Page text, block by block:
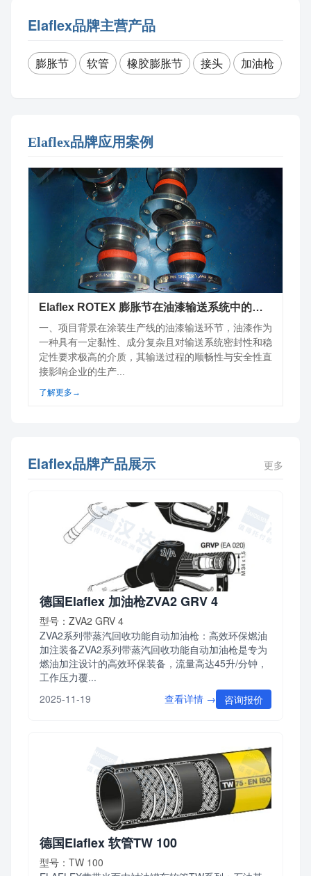
Elaflex品牌主营产品
膨胀节 软管 橡胶膨胀节 接头 加油枪
Elaflex品牌应用案例
Elaflex ROTEX 膨胀节在油漆输送系统中的项目案例分析
一、项目背景在涂装生产线的油漆输送环节，油漆作为
一种具有一定黏性、成分复杂且对输送系统密封性和稳
定性要求极高的介质，其输送过程的顺畅性与安全性直
接影响企业的生产...
了解更多→
Elaflex品牌产品展示 更多
德国Elaflex 加油枪ZVA2 GRV 4
型号：ZVA2 GRV 4
ZVA2系列带蒸汽回收功能自动加油枪：高效环保燃油
加注装备ZVA2系列带蒸汽回收功能自动加油枪是专为
燃油加注设计的高效环保装备，流量高达45升/分钟，
工作压力覆...
2025-11-19
查看详情 → 咨询报价
德国Elaflex 软管TW 100
型号：TW 100